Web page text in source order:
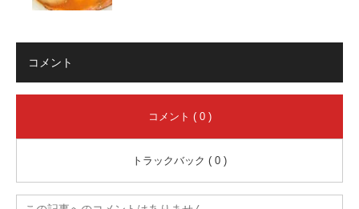
コメント
コメント ( 0 )
トラックバック ( 0 )